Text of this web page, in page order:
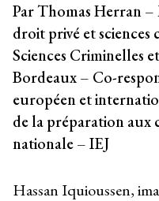
Par Thomas Herran
droit privé et
Sciences Criminelles
Bordeaux – Co-
européen et
de la préparation aux
nationale – IEJ
Hassan Iquioussen,